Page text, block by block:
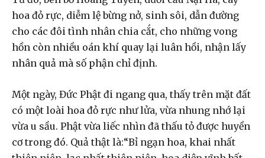
hoa đỏ rực, diễm lệ bừng nở, sinh sôi, dẫn đường
cho các đôi tình nhân chia cắt, cho những vong
hồn còn nhiều oán khí quay lại luân hồi, nhận lấy
nhân quả mà số phận chỉ định.
Một ngày, Đức Phật đi ngang qua, thấy trên mặt đất
có một loài hoa đỏ rực như lửa, vừa nhung nhớ lại
vừa u sầu. Phật vừa liếc nhìn đã thấu tỏ được huyền
cơ trong đó. Quả thật là:“Bỉ ngạn hoa, khai nhất